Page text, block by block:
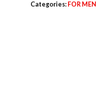
Categories: FOR MEN